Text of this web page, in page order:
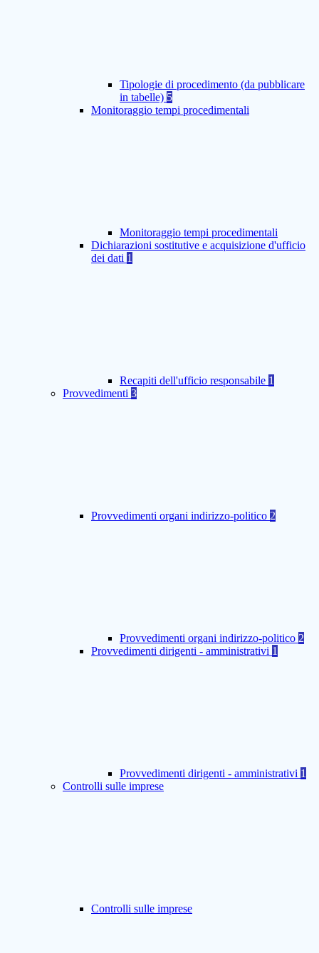
Tipologie di procedimento (da pubblicare
in tabelle) 5
Monitoraggio tempi procedimentali
Monitoraggio tempi procedimentali
Dichiarazioni sostitutive e acquisizione d'ufficio
dei dati 1
Recapiti dell'ufficio responsabile 1
Provvedimenti 3
Provvedimenti organi indirizzo-politico 2
Provvedimenti organi indirizzo-politico 2
Provvedimenti dirigenti - amministrativi 1
Provvedimenti dirigenti - amministrativi 1
Controlli sulle imprese
Controlli sulle imprese